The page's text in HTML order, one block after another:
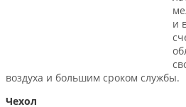
и
воздуха и большим сроком службы.
Чехол